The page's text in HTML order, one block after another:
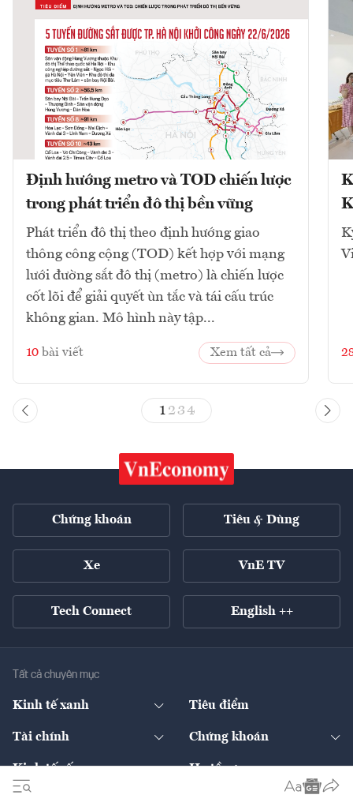
Định hướng metro và TOD chiến lược
trong phát triển đô thị bền vững
Phát triển đô thị theo định hướng giao
thông công cộng (TOD) kết hợp với mạng
lưới đường sắt đô thị (metro) là chiến lược
cốt lõi để giải quyết ùn tắc và tái cấu trúc
không gian. Mô hình này tập...
10 bài viết Xem tất cả
1 23 4
Chứng khoán Tiêu & Dùng
Xe VnE TV
Tech Connect English ++
Tất cả chuyên mục
Kinh tế xanh
Thương hiệu xanh
Tiêu điểm
Tài chính
Ngân hàng
Thị trường vốn
Chứng khoán
Doanh nghiệp niêm yết
Kinh tế số
Sản phẩm - Thị trường
Hạ tầng